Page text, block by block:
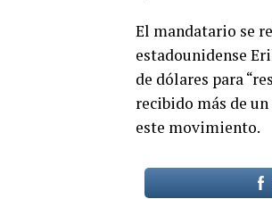
El mandatario se
estadounidense
de dólares para
recibido más de
este movimiento.